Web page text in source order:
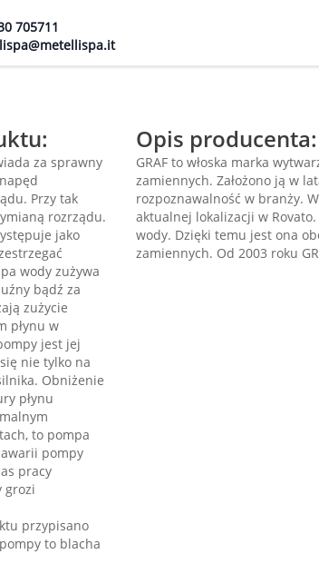
705711
za sprawny
Przy tak
rozrządu.
jako
wody zużywa
bądź za
zużycie
płynu w
jest jej
nie tylko na
Obniżenie
płynu
to pompa
pompy
pracy
grozi
przypisano
to blacha
Opis producenta:
GRAF to włoska marka
zamiennych. Założono ją w
rozpoznawalność w branży.
aktualnej lokalizacji w
wody. Dzięki temu jest ona
zamiennych. Od 2003 roku